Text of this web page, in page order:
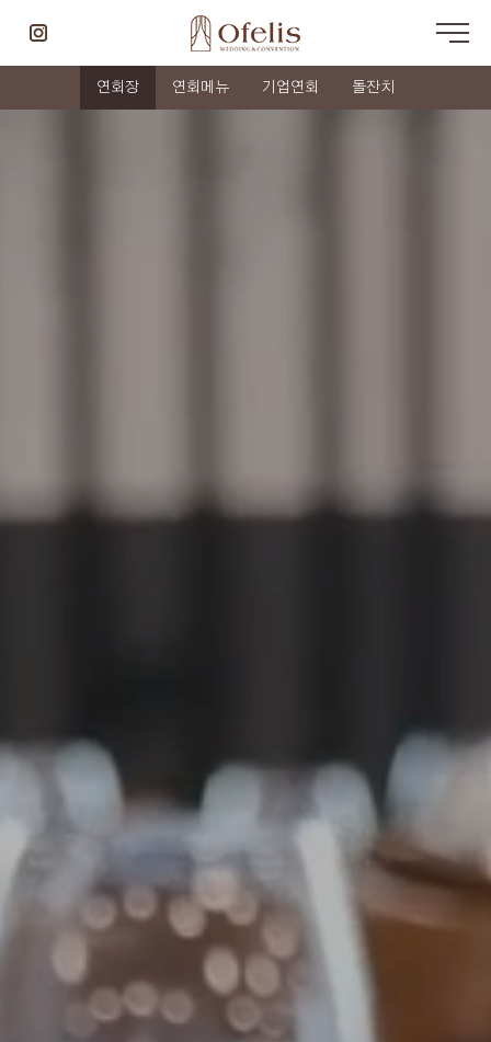
연회장 연회메뉴 기업연회 돌잔치